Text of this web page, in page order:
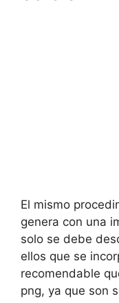
El mismo
genera con una
solo se debe
ellos que se
recomendable
png, ya que son